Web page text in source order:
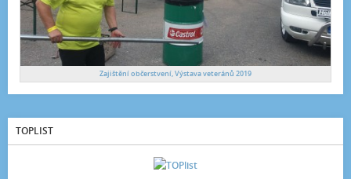
Zajištění občerstvení, Výstava veteránů 2019
TOPLIST